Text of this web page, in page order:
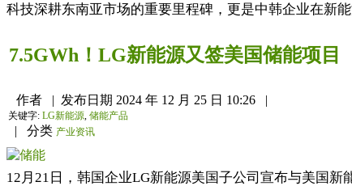
科技深耕东南亚市场的重要里程碑，更是中韩企业在新
7.5GWh！LG新能源又签美国储能项目
作者 | 发布日期 2024 年 12 月 25 日 10:26 |
关键字: LG新能源, 储能产品
| 分类 产业资讯
12月21日，韩国企业LG新能源美国子公司宣布与美国